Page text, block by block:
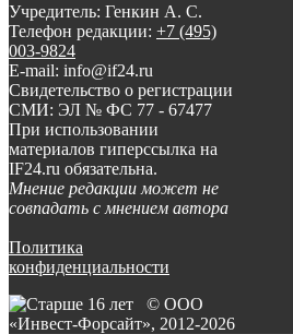
Учредитель: Генкин А. С.
Телефон редакции: +7 (495)
003-9824
E-mail: info@if24.ru
Свидетельство о регистрации
СМИ: ЭЛ № ФС 77 - 67477
При использовании
материалов гиперссылка на
IF24.ru обязательна.
Мнение редакции может не
совпадать с мнением автора
Политика
конфиденциальности
© ООО
«Инвест-Форсайт», 2012-2026